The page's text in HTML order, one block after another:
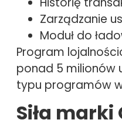
Zarządzanie
Moduł do
Program
ponad 5 milionów
typu programów
Siła marki